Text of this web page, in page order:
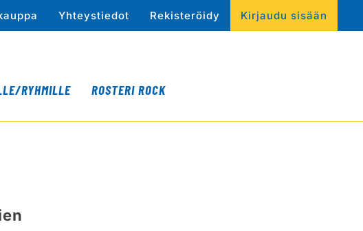
Yhteystiedot Rekisteröidy Kirjaudu sisään
RYHMILLE ROSTERI ROCK